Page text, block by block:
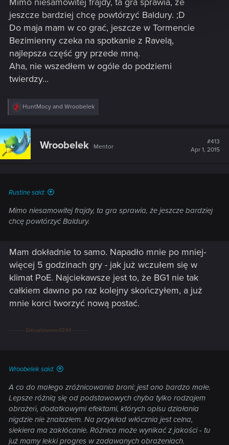
jeszcze bardziej chcę powtórzyć Baldury. ;D
Do maja mam w co grać, jeszcze w Tormencie
Bezimienny czeka na spotkanie z Ravelą,
najlepsza część gry przede mną.
Aha, nie wszedłem w ogóle do podziemi
twierdzy...
R
c
t
i
o
HuntMocy and Wroobelek
Wroobelek Mentor
#413
Apr 1, 2015
Rustine said:
Mimo niesamowitej frajdy, ta gra sprawia, że jeszcze bardziej
chcę powtórzyć Baldury.
Mam dokładnie to samo. Napadło mnie po mniej-
więcej 5 godzinach gry - jak już wczułem się w
klimat PoE. Najciekawsze jest to, że BG1 nie tak
całkiem dawno po raz kolejny skończyłem, a już
mnie korci tworzyć nową postać.
---------- Zaktualizowano 02:04 ----------
Wroobelek said:
A co do małego zróżnicowania broni: jest ono bardzo małe.
Lepsze różnią się od podstawowych chyba tylko rodzajem
obrażeń, dodatkowymi efektami, których opisu działania
nigdzie nie znalazłem. Na przykład włócznia jest celna,
siekiera ma zakłócanie. Różnica może wynikać z jakości - tu
już mamy lekki progres w zadawanych obrażeniach.